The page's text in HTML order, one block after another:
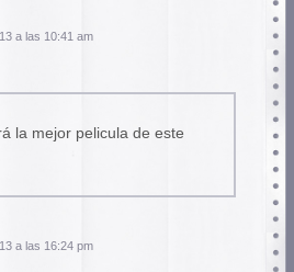
a las 10:41 am
la mejor pelicula de este
a las 16:24 pm